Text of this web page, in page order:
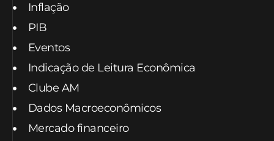
Inflação
PIB
Eventos
Indicação de Leitura Econômica
Clube AM
Dados Macroeconômicos
Mercado financeiro